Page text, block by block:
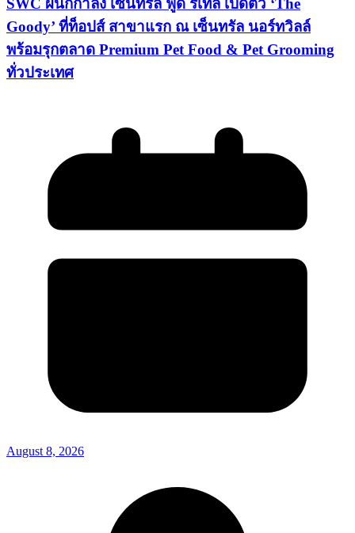
SWC ผนึกกำลัง เซ็นทรัล ฟู้ด รีเทล เปิดตัว ‘The
Goody’ ที่ท็อปส์ สาขาแรก ณ เซ็นทรัล นอร์ทวิลล์
พร้อมรุกตลาด Premium Pet Food & Pet Grooming
ทั่วประเทศ
August 8, 2026